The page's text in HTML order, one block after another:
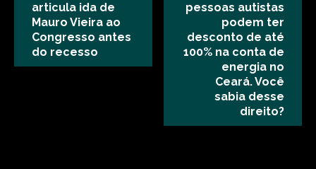
articula ida de
Mauro Vieira ao
Congresso antes
do recesso
pessoas autistas
podem ter
desconto de até
100% na conta de
energia no
Ceará. Você
sabia desse
direito?